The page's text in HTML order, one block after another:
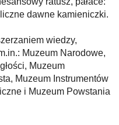
dawne kamieniczki.
wiedzy,
Muzeum Narodowe,
Muzeum
Muzeum Instrumentów
i Muzeum Powstania